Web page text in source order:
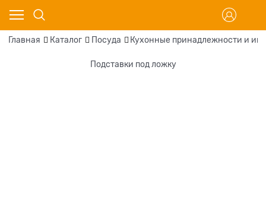
Главная Каталог Посуда Кухонные принадлежности и
Подставки под ложку